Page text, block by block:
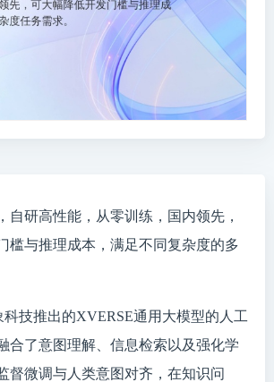
自研高性能，从零训练，国内领先，
槛与推理成本，满足不同复杂度的多
科技推出的XVERSE通用大模型的人工
合了意图理解、信息检索以及强化学
督微调与人类意图对齐，在知识问